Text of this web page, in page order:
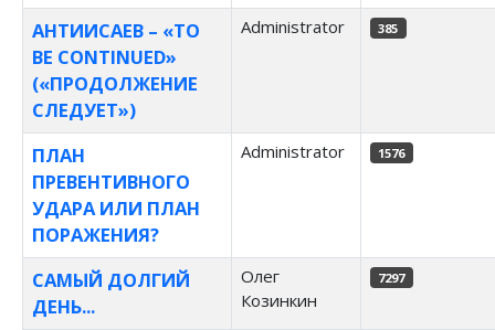
АНТИИСАЕВ – «TO
BE CONTINUED»
(«ПРОДОЛЖЕНИЕ
СЛЕДУЕТ»)
Administrator 385
ПЛАН
ПРЕВЕНТИВНОГО
УДАРА ИЛИ ПЛАН
ПОРАЖЕНИЯ?
Administrator 1576
САМЫЙ ДОЛГИЙ
ДЕНЬ...
Олег
Козинкин
7297